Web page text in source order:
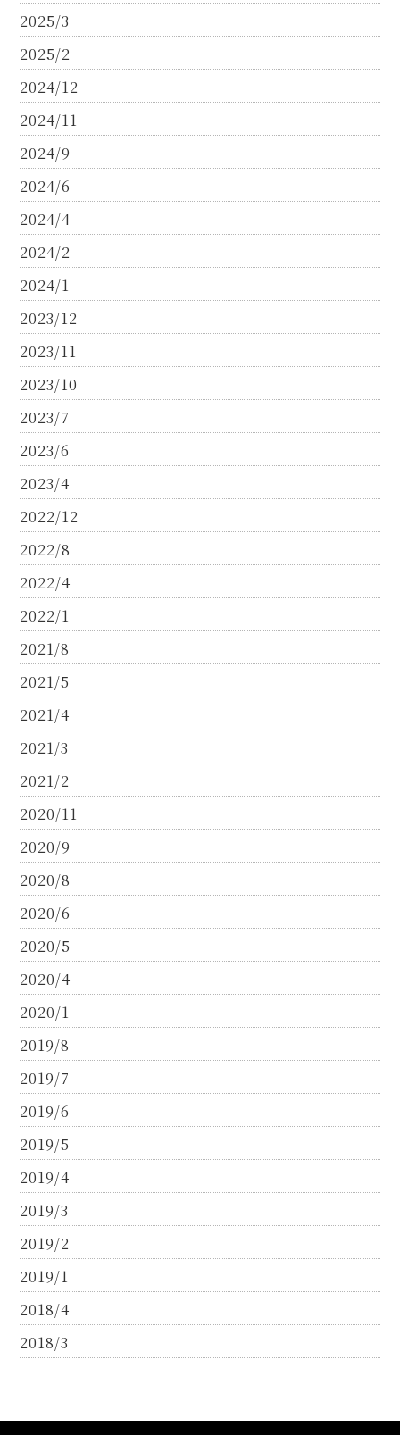
2025/3
2025/2
2024/12
2024/11
2024/9
2024/6
2024/4
2024/2
2024/1
2023/12
2023/11
2023/10
2023/7
2023/6
2023/4
2022/12
2022/8
2022/4
2022/1
2021/8
2021/5
2021/4
2021/3
2021/2
2020/11
2020/9
2020/8
2020/6
2020/5
2020/4
2020/1
2019/8
2019/7
2019/6
2019/5
2019/4
2019/3
2019/2
2019/1
2018/4
2018/3